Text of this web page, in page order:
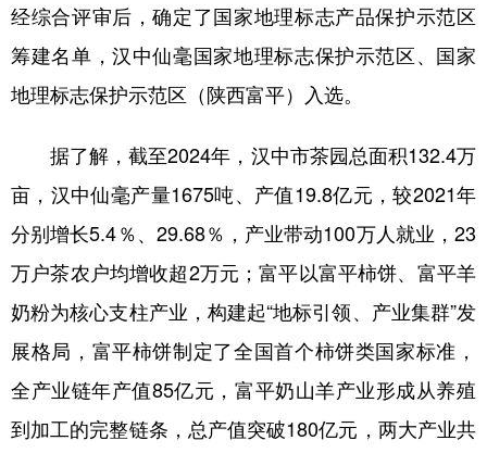
经综合评审后，确定了国家地理标志产品保护示范区
筹建名单，汉中仙毫国家地理标志保护示范区、国家
地理标志保护示范区（陕西富平）入选。
据了解，截至2024年，汉中市茶园总面积132.4万
亩，汉中仙毫产量1675吨、产值19.8亿元，较2021年
分别增长5.4％、29.68％，产业带动100万人就业，23
万户茶农户均增收超2万元；富平以富平柿饼、富平羊
奶粉为核心支柱产业，构建起“地标引领、产业集群”发
展格局，富平柿饼制定了全国首个柿饼类国家标准，
全产业链年产值85亿元，富平奶山羊产业形成从养殖
到加工的完整链条，总产值突破180亿元，两大产业共